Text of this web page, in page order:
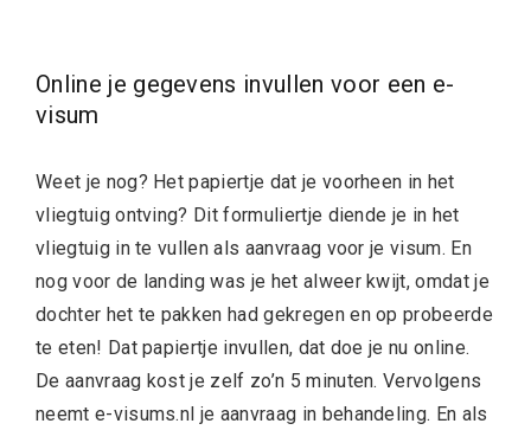
Online je gegevens invullen voor een e-
visum
Weet je nog? Het papiertje dat je voorheen in het
vliegtuig ontving? Dit formuliertje diende je in het
vliegtuig in te vullen als aanvraag voor je visum. En
nog voor de landing was je het alweer kwijt, omdat je
dochter het te pakken had gekregen en op probeerde
te eten! Dat papiertje invullen, dat doe je nu online.
De aanvraag kost je zelf zo’n 5 minuten. Vervolgens
neemt e-visums.nl je aanvraag in behandeling. En als